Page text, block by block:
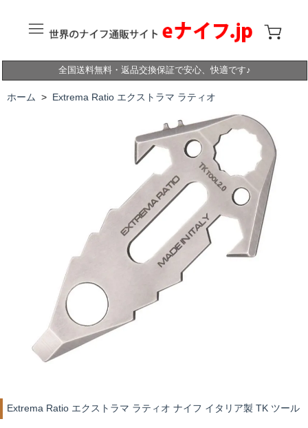
全国送料無料・返品交換保証で安心、快適です♪
ホーム > Extrema Ratio エクストラマ ラティオ
Extrema Ratio エクストラマ ラティオ ナイフ イタリア製 TK ツール